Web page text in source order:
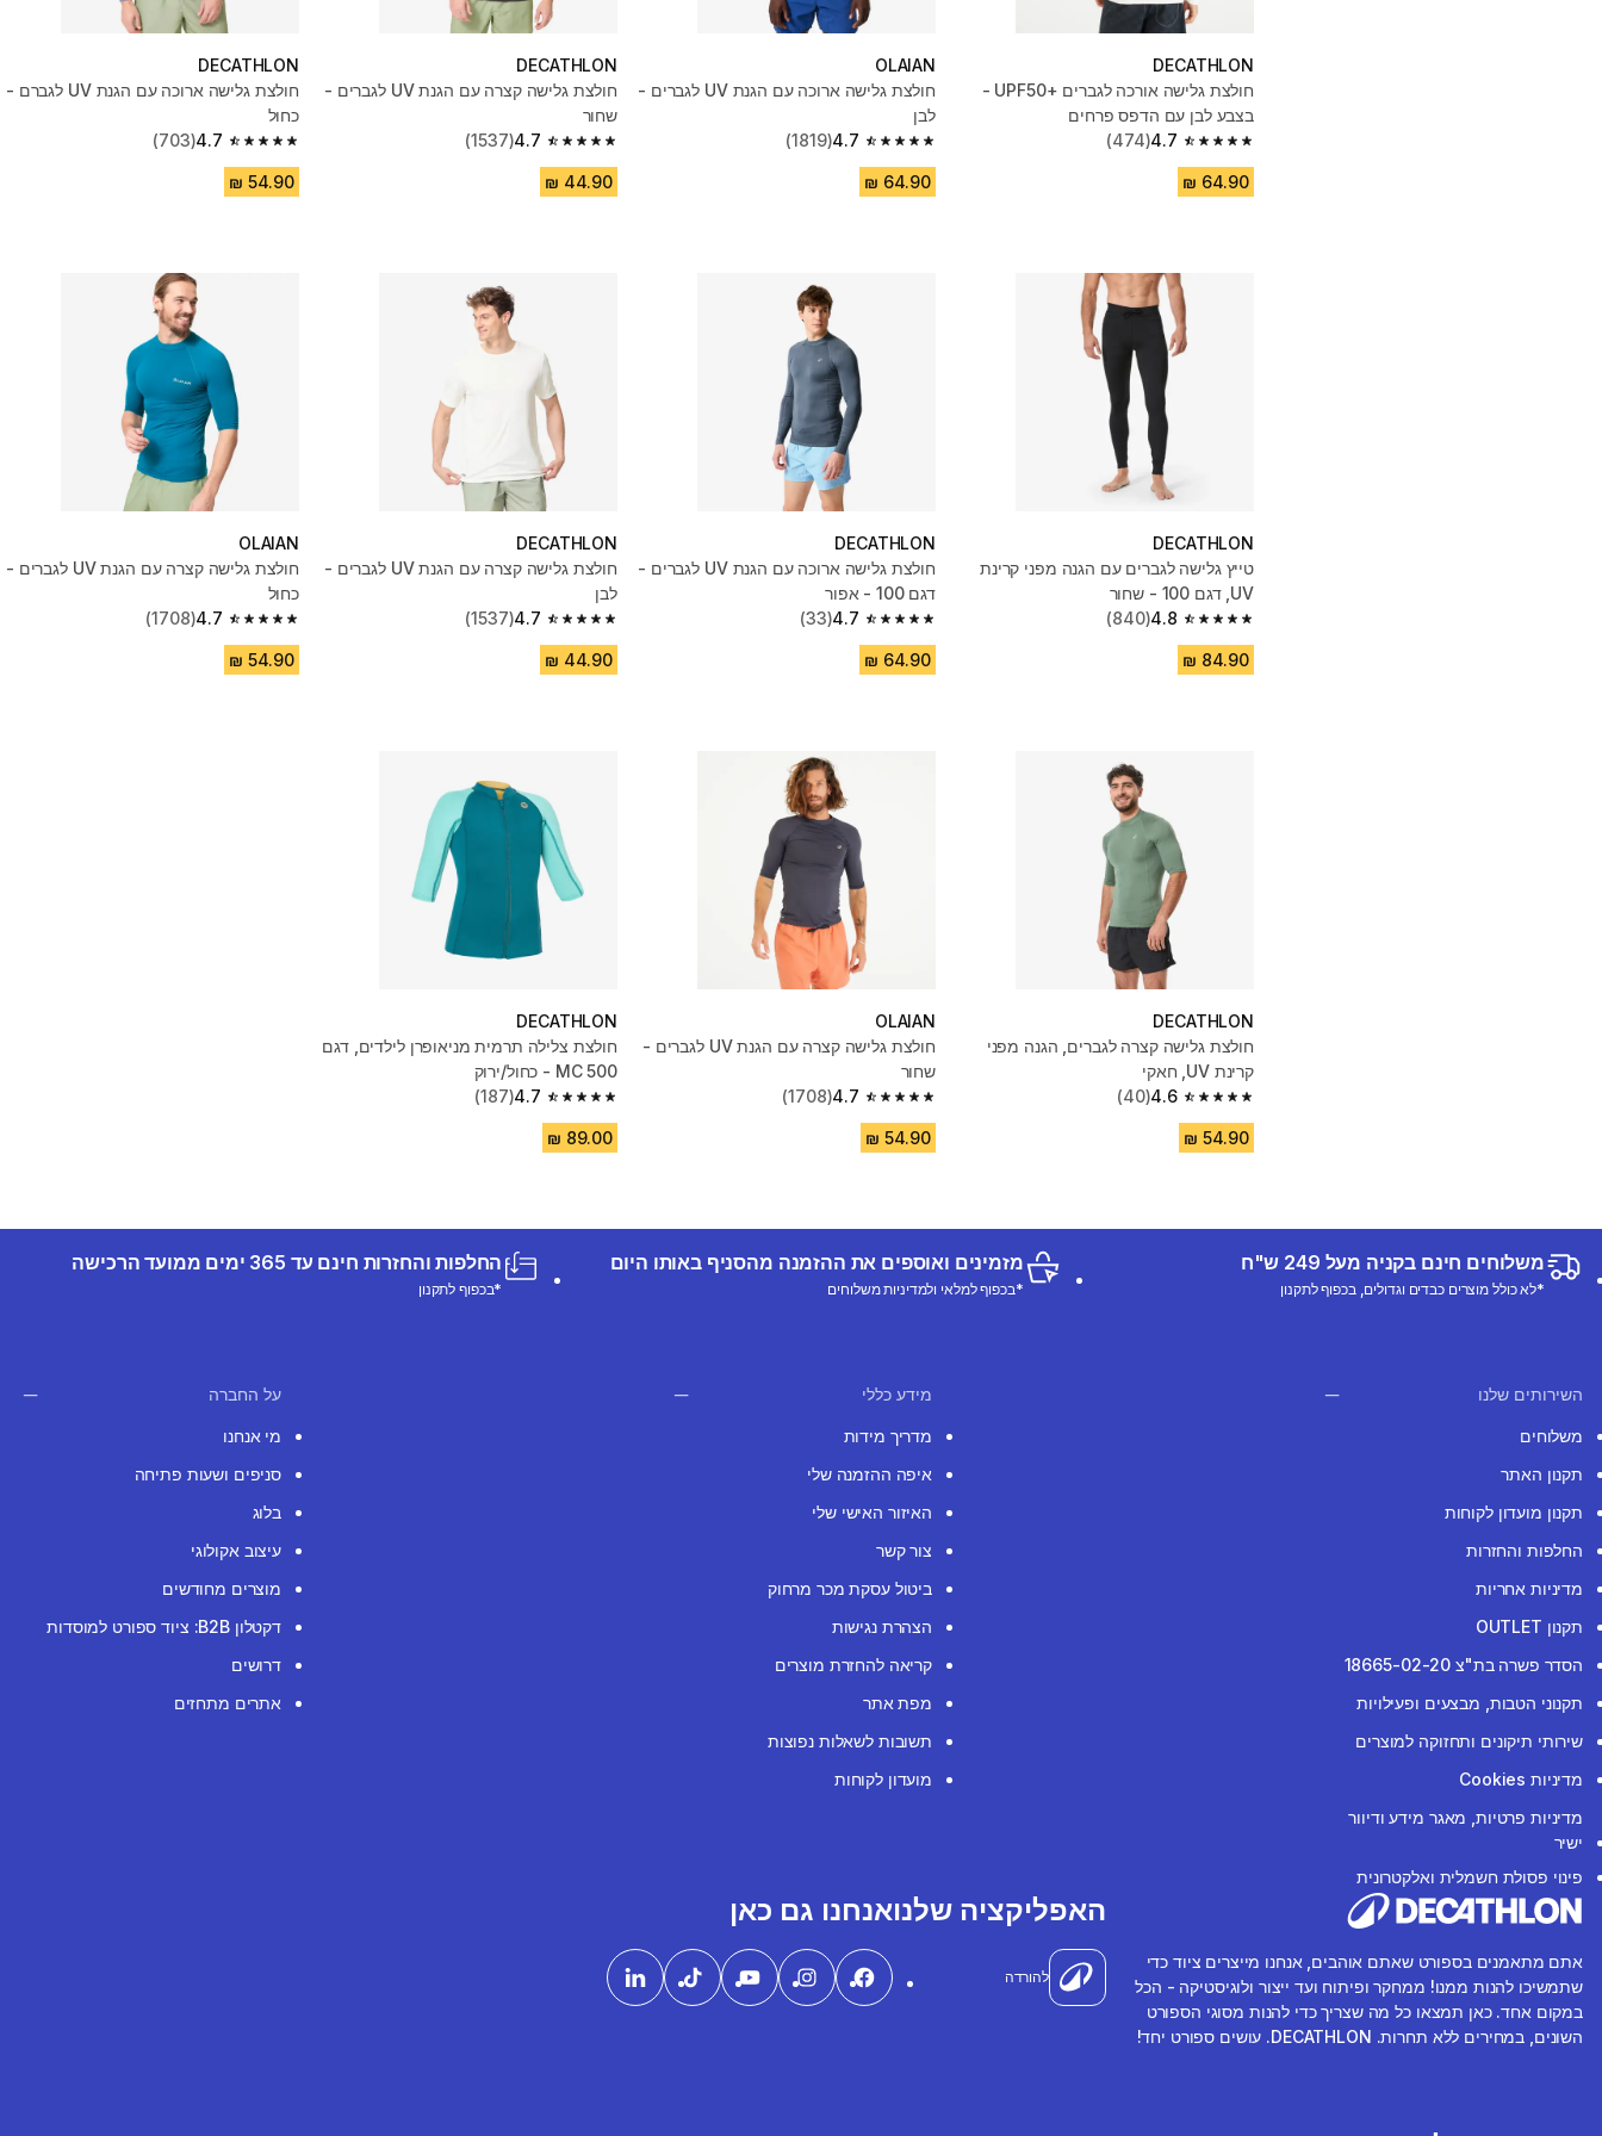
DECATHLON
חולצת גלישה אורכה לגברים UPF50+‎ -
בצבע לבן עם הדפס פרחים
4.7
4.7 out of 5 stars from 474 reviews
(474)
OLAIAN
חולצת גלישה ארוכה עם הגנת UV לגברים -
לבן
4.7
4.7 out of 5 stars from 1819 reviews
(1819)
DECATHLON
חולצת גלישה קצרה עם הגנת UV לגברים -
שחור
4.7
4.7 out of 5 stars from 1537 reviews
(1537)
DECATHLON
חולצת גלישה ארוכה עם הגנת UV לגברם -
כחול
4.7
4.7 out of 5 stars from 703 reviews
(703)
DECATHLON
טייץ גלישה לגברים עם הגנה מפני קרינת
UV, דגם 100 - שחור
4.8
4.8 out of 5 stars from 840 reviews
(840)
DECATHLON
חולצת גלישה ארוכה עם הגנת UV לגברים -
דגם 100 - אפור
4.7
4.7 out of 5 stars from 33 reviews
(33)
DECATHLON
חולצת גלישה קצרה עם הגנת UV לגברים -
לבן
4.7
4.7 out of 5 stars from 1537 reviews
(1537)
OLAIAN
חולצת גלישה קצרה עם הגנת UV לגברים -
כחול
4.7
4.7 out of 5 stars from 1708 reviews
(1708)
DECATHLON
חולצת גלישה קצרה לגברים, הגנה מפני
קרינת UV, חאקי
4.6
4.6 out of 5 stars from 40 reviews
(40)
OLAIAN
חולצת גלישה קצרה עם הגנת UV לגברים -
שחור
4.7
4.7 out of 5 stars from 1708 reviews
(1708)
DECATHLON
חולצת צלילה תרמית מניאופרן לילדים, דגם
500 MC - כחול/ירוק
4.7
4.7 out of 5 stars from 187 reviews
(187)
משלוחים חינם בקניה מעל 249 ש"ח
*לא כולל מוצרים כבדים וגדולים, בכפוף לתקנון
מזמינים ואוספים את ההזמנה מהסניף באותו היום
*בכפוף למלאי ולמדיניות משלוחים
החלפות והחזרות חינם עד 365 ימים ממועד הרכישה
*בכפוף לתקנון
השירותים שלנו
משלוחים
תקנון האתר
תקנון מועדון לקוחות
החלפות והחזרות
מדיניות אחריות
תקנון OUTLET
הסדר פשרה בת"צ 18665-02-20
תקנוני הטבות, מבצעים ופעילויות
שירותי תיקונים ותחזוקה למוצרים
מדיניות Cookies
מדיניות פרטיות, מאגר מידע ודיוור
ישיר
פינוי פסולת חשמלית ואלקטרונית
מידע כללי
מדריך מידות
איפה ההזמנה שלי
האיזור האישי שלי
צור קשר
ביטול עסקת מכר מרחוק
הצהרת נגישות
קריאה להחזרת מוצרים
מפת אתר
תשובות לשאלות נפוצות
מועדון לקוחות
על החברה
מי אנחנו
סניפים ושעות פתיחה
בלוג
עיצוב אקולוגי
מוצרים מחודשים
דקטלון B2B: ציוד ספורט למוסדות
דרושים
אתרים מתחזים
אתם מתאמנים בספורט שאתם אוהבים, אנחנו מייצרים ציוד כדי
שתמשיכו להנות ממנו! ממחקר ופיתוח ועד ייצור ולוגיסטיקה - הכל
במקום אחד. כאן תמצאו כל מה שצריך כדי להנות מסוגי הספורט
השונים, במחירים ללא תחרות. DECATHLON. עושים ספורט יחד!
האפליקציה שלנו
להורדה
אנחנו גם כאן